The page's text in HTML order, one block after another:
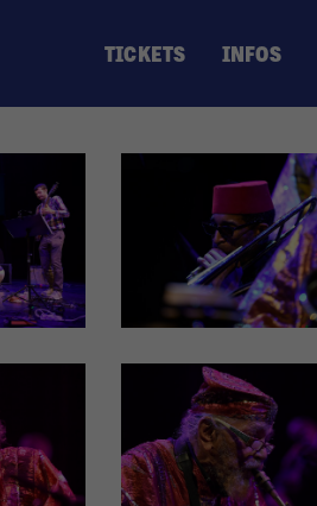
TICKETS INFOS